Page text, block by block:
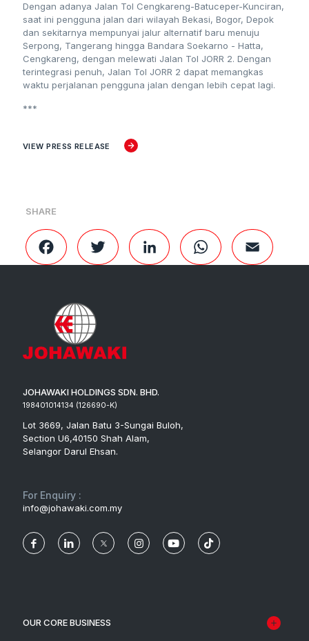
Dengan adanya Jalan Tol Cengkareng-Batuceper-Kunciran,
saat ini pengguna jalan dari wilayah Bekasi, Bogor, Depok
dan sekitarnya mempunyai jalur alternatif baru menuju
Serpong, Tangerang hingga Bandara Soekarno - Hatta,
Cengkareng, dengan melewati Jalan Tol JORR 2. Dengan
terintegrasi penuh, Jalan Tol JORR 2 dapat memangkas
waktu perjalanan pengguna jalan dengan lebih cepat lagi.
***
VIEW PRESS RELEASE
SHARE
FacebookTwitter LinkedIn WhatsAppEmail
JOHAWAKI HOLDINGS SDN. BHD.
198401014134 (126690-K)
Lot 3669, Jalan Batu 3-Sungai Buloh,
Section U6,40150 Shah Alam,
Selangor Darul Ehsan.
For Enquiry :
info@johawaki.com.my
OUR CORE BUSINESS